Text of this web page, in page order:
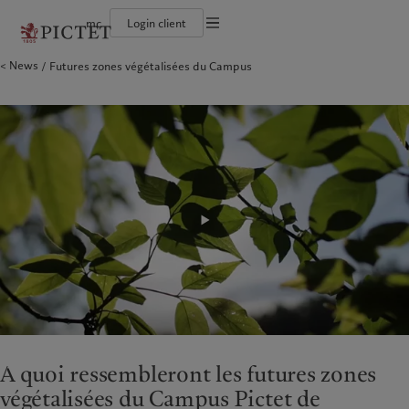
mc Login client
Le groupe Pictet
Nos notations d'entreprise
Diversité, équité et inclusion
Notre histoire
Particuliers et familles
Wealth management
Latest insights
L’approche de Pictet
Principes d’investissement climatique
Gouvernance de la durabilité
Fondation du Groupe
Prix Pictet
Amérique du Nord
Canada (en)| Canada (fr)
United States
Asie
China Offshore |中国离岸
Hong Kong SAR
香港特別行政區
|香港特别行政区
日本
Singapore |新加坡
Taiwan
台灣
Europe
Belgique
Deutschland
Moyen-Orient
Israel
United Arab Emirates
Notre Groupe
Le groupe Pictet
Les associés du Groupe
Rétrospective annuelle
Nos notations d'entreprise
Diversité, équité et inclusion
Notre histoire
Nos clients
Particuliers et familles
Institutions et intermédiaires
financiers
Investisseurs institutionnels
Nos métiers
Wealth management
Alternative investments
Insights
Latest insights
Markets
Gestion des cookies
Protection des données
News Futures zones végétalisées du Campus
A quoi ressembleront les futures zones
végétalisées du Campus Pictet de